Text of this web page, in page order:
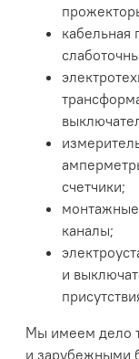
счетчики;
каналы;
и
Мы имеем дело
и зарубежными